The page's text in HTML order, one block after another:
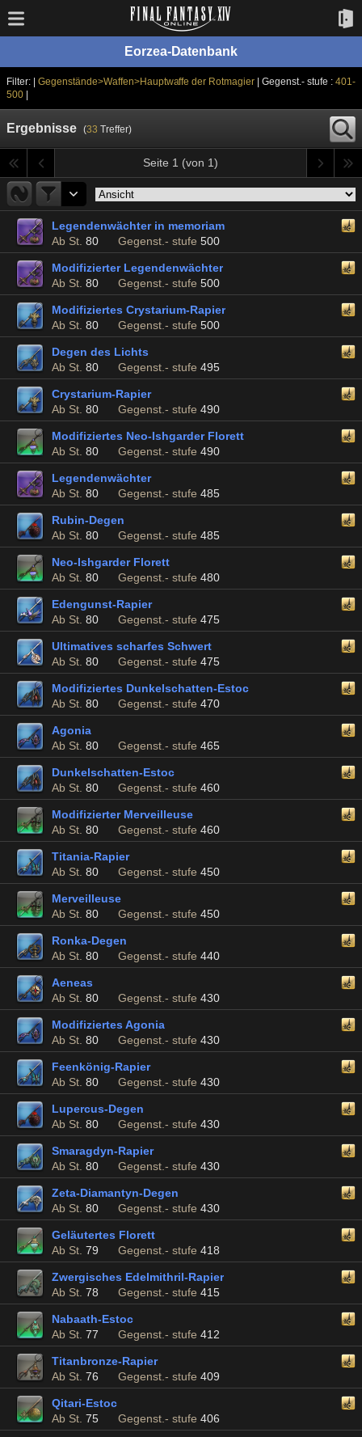
Eorzea-Datenbank
Filter: | Gegenstände>Waffen>Hauptwaffe der Rotmagier | Gegenst.- stufe : 401-
500|
Ergebnisse (33 Treffer)
Seite 1 (von 1)
Legendenwächter in memoriam
Ab St. 80 Gegenst.- stufe 500
Modifizierter Legendenwächter
Ab St. 80 Gegenst.- stufe 500
Modifiziertes Crystarium-Rapier
Ab St. 80 Gegenst.- stufe 500
Degen des Lichts
Ab St. 80 Gegenst.- stufe 495
Crystarium-Rapier
Ab St. 80 Gegenst.- stufe 490
Modifiziertes Neo-Ishgarder Florett
Ab St. 80 Gegenst.- stufe 490
Legendenwächter
Ab St. 80 Gegenst.- stufe 485
Rubin-Degen
Ab St. 80 Gegenst.- stufe 485
Neo-Ishgarder Florett
Ab St. 80 Gegenst.- stufe 480
Edengunst-Rapier
Ab St. 80 Gegenst.- stufe 475
Ultimatives scharfes Schwert
Ab St. 80 Gegenst.- stufe 475
Modifiziertes Dunkelschatten-Estoc
Ab St. 80 Gegenst.- stufe 470
Agonia
Ab St. 80 Gegenst.- stufe 465
Dunkelschatten-Estoc
Ab St. 80 Gegenst.- stufe 460
Modifizierter Merveilleuse
Ab St. 80 Gegenst.- stufe 460
Titania-Rapier
Ab St. 80 Gegenst.- stufe 450
Merveilleuse
Ab St. 80 Gegenst.- stufe 450
Ronka-Degen
Ab St. 80 Gegenst.- stufe 440
Aeneas
Ab St. 80 Gegenst.- stufe 430
Modifiziertes Agonia
Ab St. 80 Gegenst.- stufe 430
Feenkönig-Rapier
Ab St. 80 Gegenst.- stufe 430
Lupercus-Degen
Ab St. 80 Gegenst.- stufe 430
Smaragdyn-Rapier
Ab St. 80 Gegenst.- stufe 430
Zeta-Diamantyn-Degen
Ab St. 80 Gegenst.- stufe 430
Geläutertes Florett
Ab St. 79 Gegenst.- stufe 418
Zwergisches Edelmithril-Rapier
Ab St. 78 Gegenst.- stufe 415
Nabaath-Estoc
Ab St. 77 Gegenst.- stufe 412
Titanbronze-Rapier
Ab St. 76 Gegenst.- stufe 409
Qitari-Estoc
Ab St. 75 Gegenst.- stufe 406